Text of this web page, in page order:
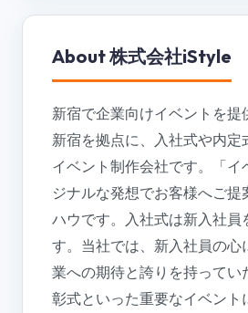
About株式会社iStyle
新宿で企業向けイベントを
新宿を拠点に、入社式や内
イベント制作会社です。「
ジナルな発想でお客様へご
ハウです。入社式は新入社
す。当社では、新入社員の
業への期待と誇りを持って
彰式といった重要なイベン